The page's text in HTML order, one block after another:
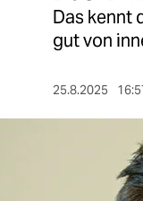
Das kennt
gut von
25.8.2025